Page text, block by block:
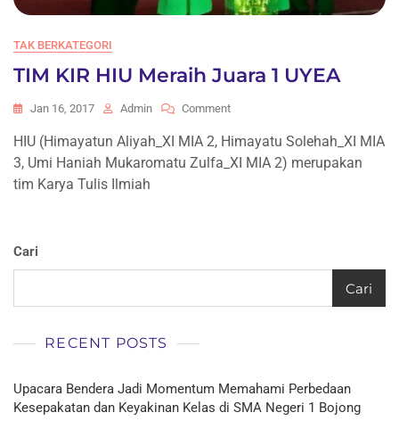
TAK BERKATEGORI
TIM KIR HIU Meraih Juara 1 UYEA
Jan 16, 2017 Admin CommentOn
KIR
HIU
HIU (Himayatun Aliyah_XI MIA 2, Himayatu Solehah_XI MIA
3, Umi Haniah Mukaromatu Zulfa_XI MIA 2) merupakan
tim Karya Tulis Ilmiah
Cari
Cari
RECENT POSTS
Upacara Bendera Jadi Momentum Memahami Perbedaan
Kesepakatan dan Keyakinan Kelas di SMA Negeri 1 Bojong